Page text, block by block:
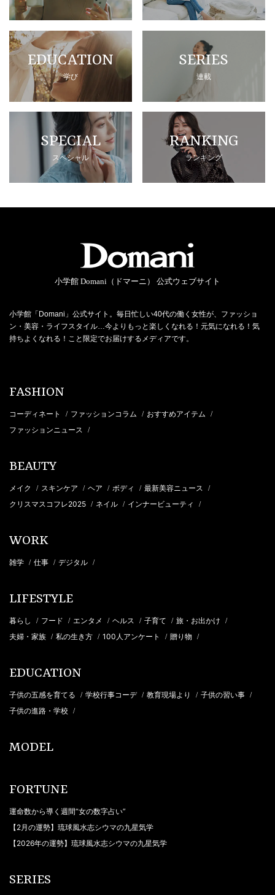
EDUCATION
学び
SERIES
連載
SPECIAL
スペシャル
RANKING
ランキング
小学館 Domani（ドマーニ） 公式ウェブサイト
小学館「Domani」公式サイト。毎日忙しい40代の働く女性が、ファッショ
ン・美容・ライフスタイル…今よりもっと楽しくなれる！元気になれる！気
持ちよくなれる！こと限定でお届けするメディアです。
FASHION
コーディネート / ファッションコラム / おすすめアイテム /
ファッションニュース /
BEAUTY
メイク / スキンケア / ヘア / ボディ / 最新美容ニュース /
クリスマスコフレ2025 / ネイル / インナービューティ /
WORK
雑学 / 仕事 / デジタル /
LIFESTYLE
暮らし / フード / エンタメ / ヘルス / 子育て / 旅・お出かけ /
夫婦・家族 / 私の生き方 / 100人アンケート / 贈り物 /
EDUCATION
子供の五感を育てる / 学校行事コーデ / 教育現場より / 子供の習い事 /
子供の進路・学校 /
MODEL
FORTUNE
運命数から導く週間“女の数字占い”
【2月の運勢】琉球風水志シウマの九星気学
【2026年の運勢】琉球風水志シウマの九星気学
SERIES